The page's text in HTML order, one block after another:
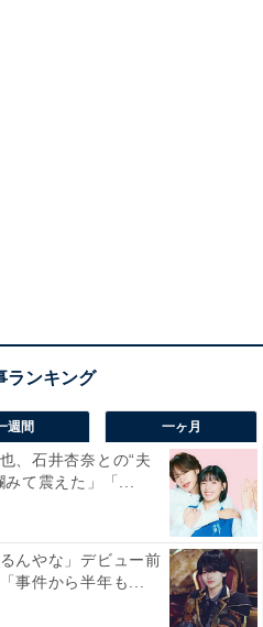
週間 一ヶ月
、石井杏奈との“夫
みて震えた」「...
んやな」デビュー前
事件から半年も...